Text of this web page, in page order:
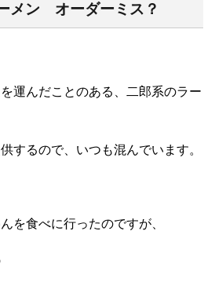
メン オーダーミス？
運んだことのある、二郎系のラー
するので、いつも混んでいます。
を食べに行ったのですが、